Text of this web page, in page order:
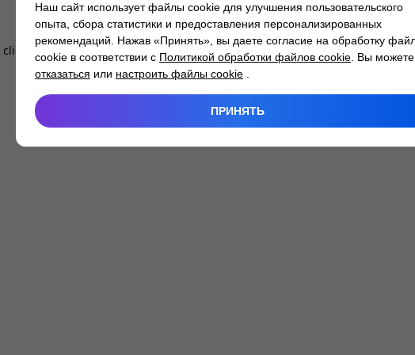
client -side exception has occurred while loading atlantm.by (see the
Наш сайт использует файлы cookie для улучшения пользовательского
опыта, сбора статистики и предоставления персонализированных
рекомендаций. Нажав «Принять», вы даете согласие на обработку
cookie в соответствии с Политикой обработки файлов cookie . Вы можете
отказаться или настроить файлы cookie
ПРИНЯТЬ